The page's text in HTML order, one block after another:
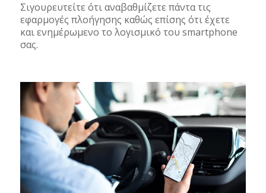
Σιγουρευτείτε ότι αναβαθμίζετε πάντα τις
εφαρμογές πλοήγησης καθώς επίσης ότι έχετε
και ενημέρωμενο το λογισμικό του smartphone
σας.